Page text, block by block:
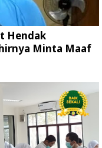
Hendak
Minta Maaf